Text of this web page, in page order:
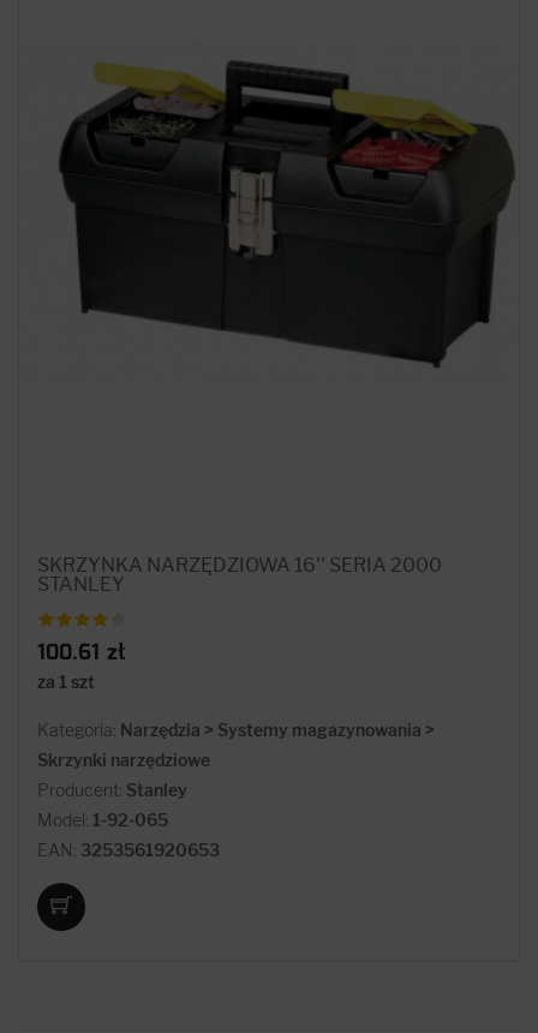
SKRZYNKA NARZĘDZIOWA 16'' SERIA 2000
STANLEY
100.61 zł
za 1 szt
Kategoria: Narzędzia > Systemy magazynowania >
Skrzynki narzędziowe
Producent: Stanley
Model: 1-92-065
EAN: 3253561920653